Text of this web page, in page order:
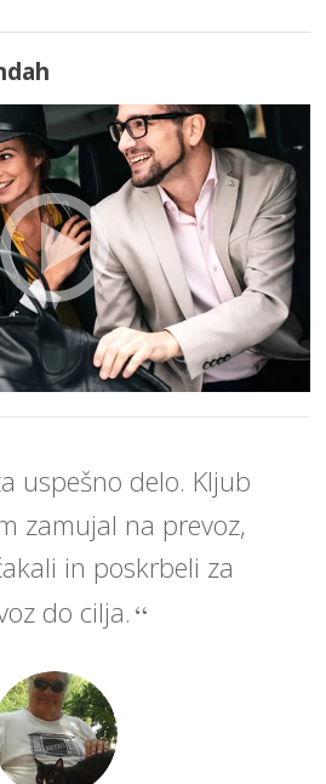
uspešno delo. Kljub
zamujal na prevoz,
in poskrbeli za
do cilja.